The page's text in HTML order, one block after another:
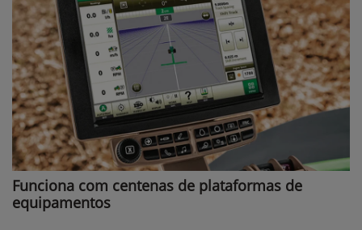
Funciona com centenas de plataformas de
equipamentos